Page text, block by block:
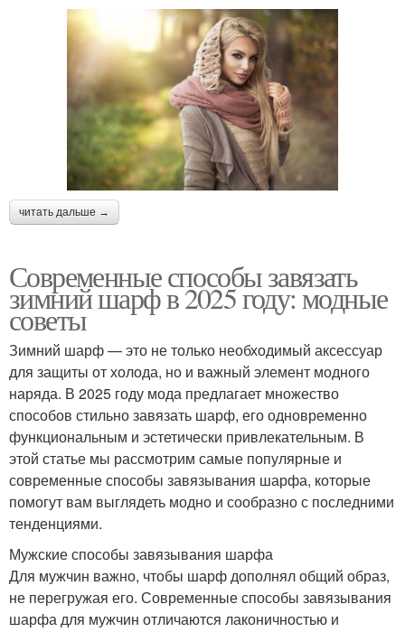
читать дальше →
Современные способы завязать
зимний шарф в 2025 году: модные
советы
Зимний шарф — это не только необходимый аксессуар
для защиты от холода, но и важный элемент модного
наряда. В 2025 году мода предлагает множество
способов стильно завязать шарф, его одновременно
функциональным и эстетически привлекательным. В
этой статье мы рассмотрим самые популярные и
современные способы завязывания шарфа, которые
помогут вам выглядеть модно и сообразно с последними
тенденциями.
Мужские способы завязывания шарфа
Для мужчин важно, чтобы шарф дополнял общий образ,
не перегружая его. Современные способы завязывания
шарфа для мужчин отличаются лаконичностью и